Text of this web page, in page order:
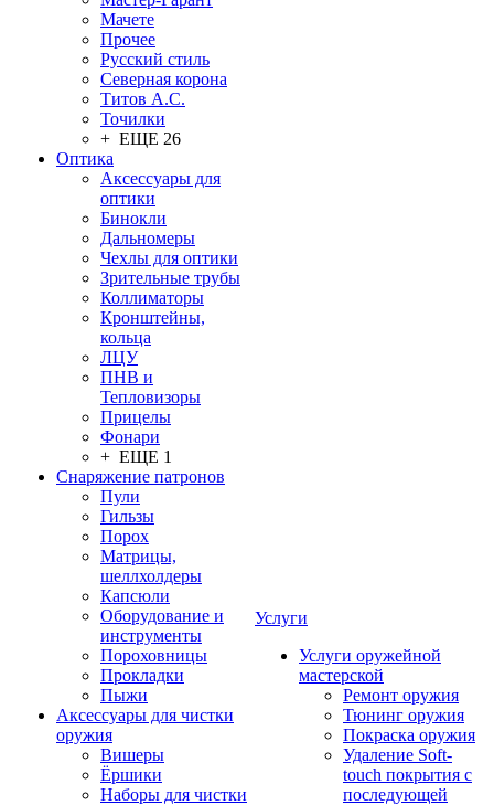
Мачете
Прочее
Русский стиль
Северная корона
Титов А.С.
Точилки
+ ЕЩЕ 26
Оптика
Аксессуары для
оптики
Бинокли
Дальномеры
Чехлы для оптики
Зрительные трубы
Коллиматоры
Кронштейны,
кольца
ЛЦУ
ПНВ и
Тепловизоры
Прицелы
Фонари
+ ЕЩЕ 1
Снаряжение патронов
Пули
Гильзы
Порох
Матрицы,
шеллхолдеры
Капсюли
Оборудование и
инструменты
Пороховницы
Прокладки
Пыжи
Аксессуары для чистки
оружия
Вишеры
Ёршики
Наборы для чистки
Услуги
Услуги оружейной
мастерской
Ремонт оружия
Тюнинг оружия
Покраска оружия
Удаление Soft-
touch покрытия с
последующей